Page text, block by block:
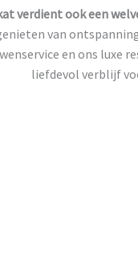
verdient ook een
van
en ons luxe
liefdevol verblijf